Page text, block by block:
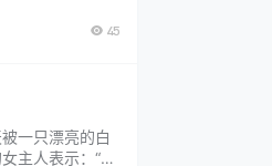
45
一只漂亮的白
主人表示：“因